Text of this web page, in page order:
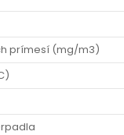
prímesí (mg/m3)